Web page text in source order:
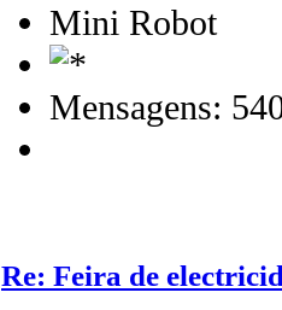
Mini Robot
Mensagens:
Re: Feira de